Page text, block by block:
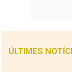
ÚLTIMES